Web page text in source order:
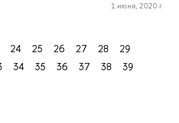
1 июня, 2020 г.
24 25 26 27 28
29
34 35 36 37 38
39